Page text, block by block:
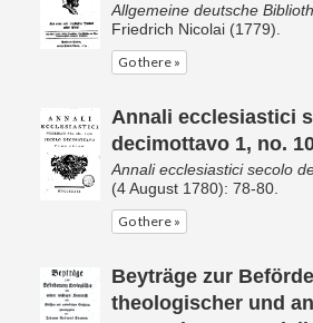
Allgemeine deutsche
Friedrich Nicolai (1779).
Go there »
Annali ecclesiastici
decimottavo 1, no.
Annali ecclesiastici secolo
(4 August 1780): 78-80.
Go there »
Beyträge zur
theologischer und